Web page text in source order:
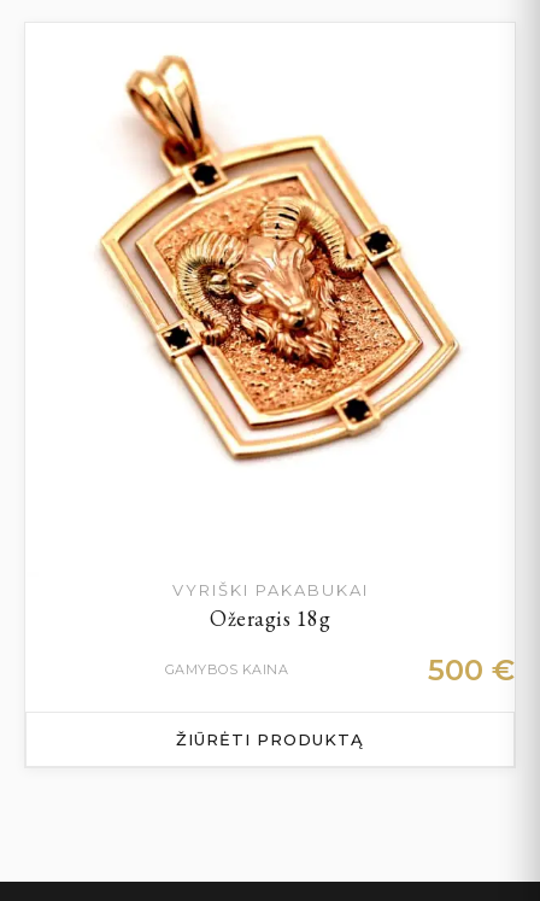
VYRIŠKI PAKABUKAI
Ožeragis 18g
GAMYBOS KAINA 500 €
ŽIŪRĖTI PRODUKTĄ